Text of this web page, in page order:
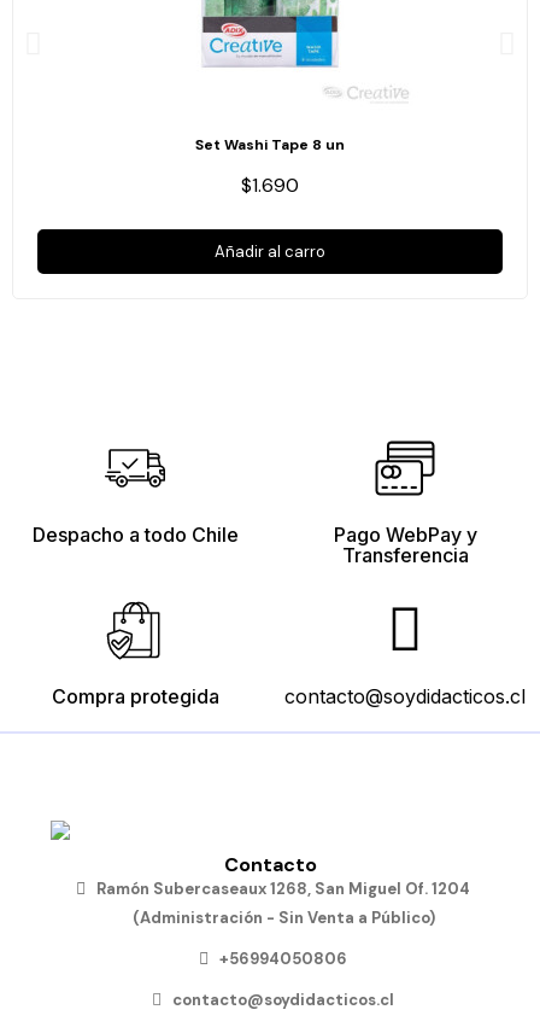
Set Washi Tape 8 un
$1.690
Añadir al carro
Despacho a todo Chile
Pago WebPay y
Transferencia
Compra protegida contacto@soydidacticos.cl
Contacto
Ramón Subercaseaux 1268, San Miguel Of. 1204
(Administración - Sin Venta a Público)
+56994050806
contacto@soydidacticos.cl